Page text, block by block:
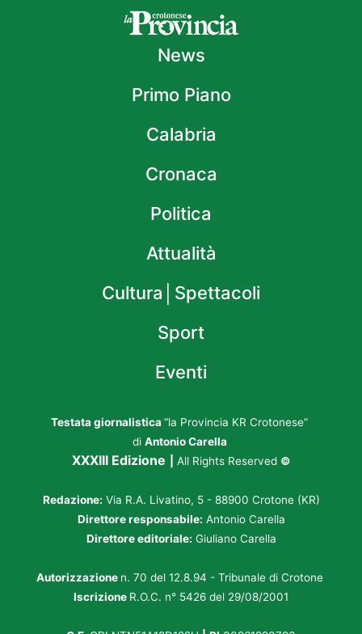
News
Primo Piano
Calabria
Cronaca
Politica
Attualità
Cultura│Spettacoli
Sport
Eventi
Testata giornalistica “la Provincia KR Crotonese”
di Antonio Carella
XXXIII Edizione All Rights Reserved ©
Redazione: Via R.A. Livatino, 5 - 88900 Crotone (KR)
Direttore responsabile: Antonio Carella
Direttore editoriale: Giuliano Carella
Autorizzazione n. 70 del 12.8.94 - Tribunale di Crotone
Iscrizione R.O.C. n° 5426 del 29/08/2001